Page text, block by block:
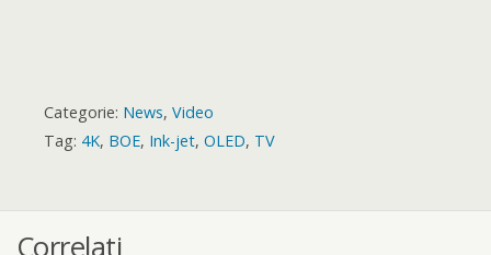
Categorie: News, Video
Tag: 4K, BOE, Ink-jet, OLED, TV
Correlati